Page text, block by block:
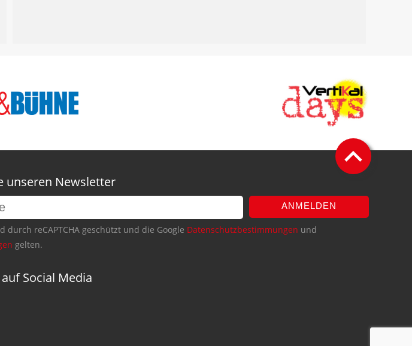
unseren Newsletter
ANMELDEN
durch reCAPTCHA geschützt und die Google Datenschutzbestimmungen und
gelten.
Social Media